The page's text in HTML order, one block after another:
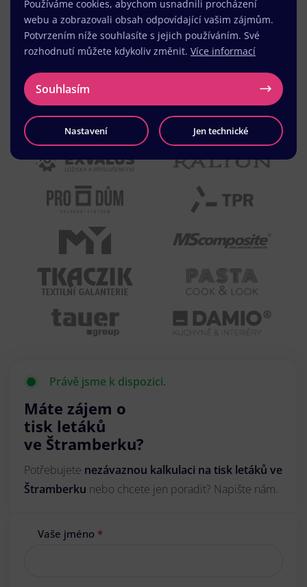
Právě jsme k dispozici.
Máte zájem o
tisk letáků
ve Štramberku?
Potřebujete nezávaznou kalkulaci na tisk letáků ve
Štramberku nebo chcete jen poradit? Napište nám.
Vaše jméno *
Používáme cookies, abychom usnadnili procházení
webu a zobrazovali obsah odpovídající vašim zájmům.
Potvrzením níže souhlasíte s jejich používáním. Své
rozhodnutí můžete kdykoliv změnit. Více informací
Souhlasím
Nastavení Jen technické